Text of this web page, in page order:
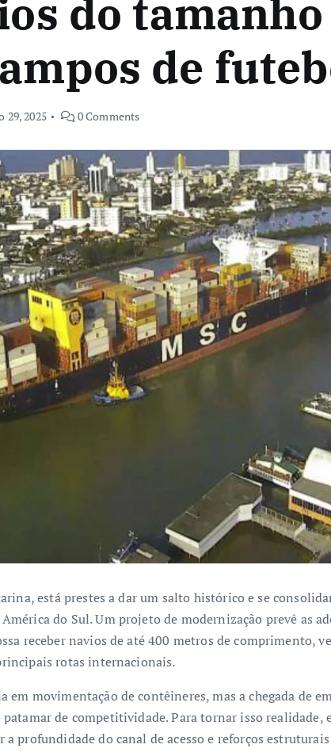
do tamanho
de
29, 2025 0 Comments
está prestes a dar um salto histórico e se
do Sul. Um projeto de modernização prevê as
receber navios de até 400 metros de comprimento,
rotas internacionais.
movimentação de contêineres, mas a chegada de
de competitividade. Para tornar isso realidade,
a profundidade do canal de acesso e reforços